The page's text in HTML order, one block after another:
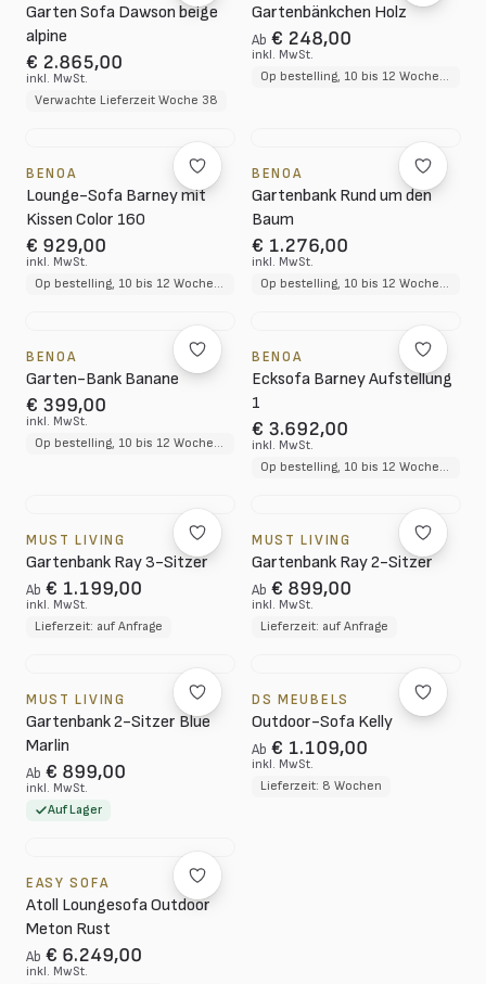
Garten Sofa Dawson beige
alpine
€ 2.865,00
inkl. MwSt.
Verwachte Lieferzeit Woche 38
Gartenbänkchen Holz
Ab € 248,00
inkl. MwSt.
Op bestelling, 10 bis 12 Wochen Lieferzeit
BENOA
Lounge-Sofa Barney mit
Kissen Color 160
€ 929,00
inkl. MwSt.
Op bestelling, 10 bis 12 Wochen Lieferzeit
BENOA
Gartenbank Rund um den
Baum
€ 1.276,00
inkl. MwSt.
Op bestelling, 10 bis 12 Wochen Lieferzeit
BENOA
Garten-Bank Banane
€ 399,00
inkl. MwSt.
Op bestelling, 10 bis 12 Wochen Lieferzeit
BENOA
Ecksofa Barney Aufstellung
1
€ 3.692,00
inkl. MwSt.
Op bestelling, 10 bis 12 Wochen Lieferzeit
MUST LIVING
Gartenbank Ray 3-Sitzer
Ab € 1.199,00
inkl. MwSt.
Lieferzeit: auf Anfrage
MUST LIVING
Gartenbank Ray 2-Sitzer
Ab € 899,00
inkl. MwSt.
Lieferzeit: auf Anfrage
MUST LIVING
Gartenbank 2-Sitzer Blue
Marlin
Ab € 899,00
inkl. MwSt.
Auf Lager
DS MEUBELS
Outdoor-Sofa Kelly
Ab € 1.109,00
inkl. MwSt.
Lieferzeit: 8 Wochen
EASY SOFA
Atoll Loungesofa Outdoor
Meton Rust
Ab € 6.249,00
inkl. MwSt.